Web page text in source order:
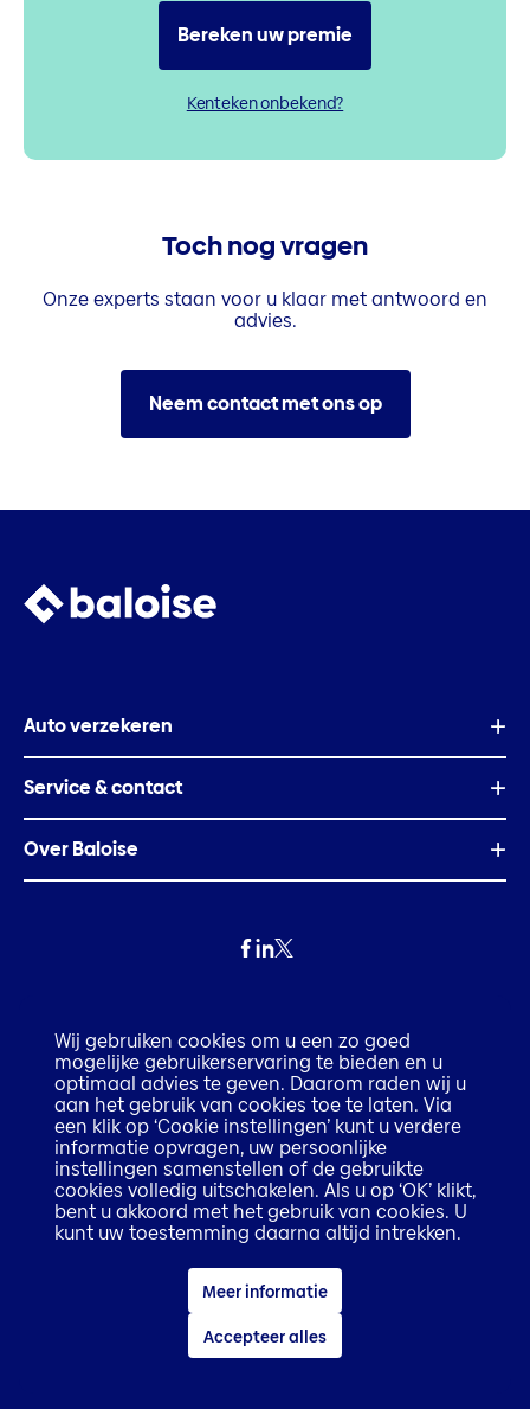
Wij gebruiken cookies om u een zo goed
mogelijke gebruikerservaring te bieden en u
optimaal advies te geven. Daarom raden wij u
aan het gebruik van cookies toe te laten. Via
een klik op ‘Cookie instellingen’ kunt u verdere
informatie opvragen, uw persoonlijke
instellingen samenstellen of de gebruikte
cookies volledig uitschakelen. Als u op ‘OK’ klikt,
bent u akkoord met het gebruik van cookies. U
kunt uw toestemming daarna altijd intrekken.
Meer informatie
Accepteer alles
Bereken uw premie
Kenteken onbekend?
Toch nog vragen
Onze experts staan voor u klaar met antwoord en
advies.
Neem contact met ons op
Auto verzekeren
Service & contact
Over Baloise
Fraude
Disclaimer
Execution only disclaimer
Toegankelijkheidsverklaring